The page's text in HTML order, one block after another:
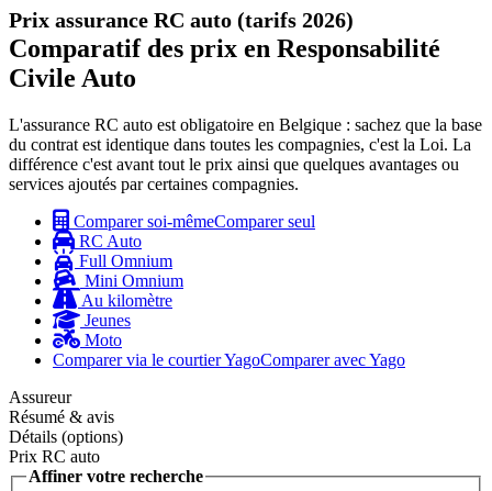
Prix assurance RC auto (tarifs 2026)
Comparatif des prix en Responsabilité
Civile Auto
L'assurance RC auto est obligatoire en Belgique : sachez que la base
du contrat est identique dans toutes les compagnies, c'est la Loi. La
différence c'est avant tout le prix ainsi que quelques avantages ou
services ajoutés par certaines compagnies.
Comparer soi-mêmeComparer seul
RC Auto
Full Omnium
Mini Omnium
Au kilomètre
Jeunes
Moto
Comparer via le courtier YagoComparer avec Yago
Assureur
Résumé & avis
Détails (options)
Prix RC auto
Affiner votre recherche